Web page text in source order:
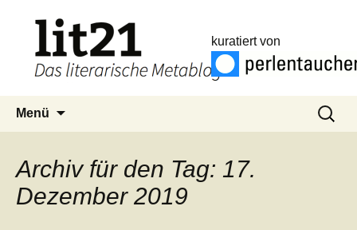
kuratiert von
Menü
Suchen
nach:
Archiv für den Tag: 17.
Dezember 2019